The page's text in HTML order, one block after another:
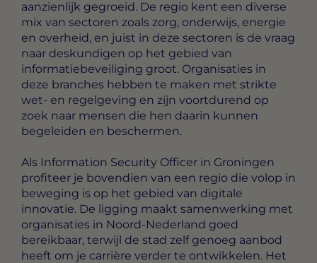
aanzienlijk gegroeid. De regio kent een diverse
mix van sectoren zoals zorg, onderwijs, energie
en overheid, en juist in deze sectoren is de vraag
naar deskundigen op het gebied van
informatiebeveiliging groot. Organisaties in
deze branches hebben te maken met strikte
wet- en regelgeving en zijn voortdurend op
zoek naar mensen die hen daarin kunnen
begeleiden en beschermen.
Als Information Security Officer in Groningen
profiteer je bovendien van een regio die volop in
beweging is op het gebied van digitale
innovatie. De ligging maakt samenwerking met
organisaties in Noord-Nederland goed
bereikbaar, terwijl de stad zelf genoeg aanbod
heeft om je carrière verder te ontwikkelen. Het